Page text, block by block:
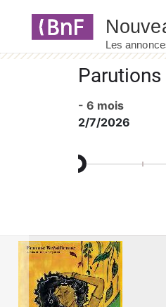
- 6 mois
2/7/2026